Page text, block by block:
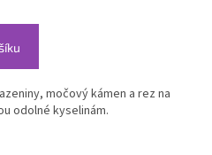
močový kámen a rez na
odolné kyselinám.